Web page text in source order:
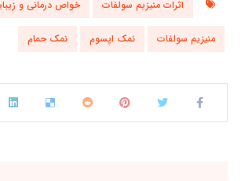
اثرات منیزیم سولفات خواص درمانی و
منیزیم سولفات نمک اپسوم نمک حمام